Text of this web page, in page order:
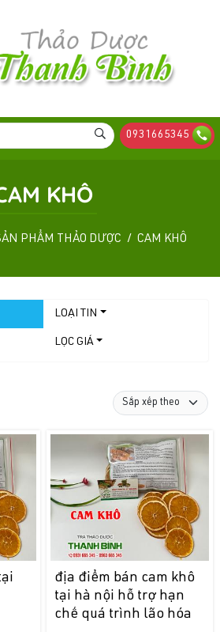
0931665345
KHÔ
PHẨM THẢO DƯỢC CAM KHÔ
LOẠI TIN
LỌC GIÁ
địa điểm bán cam khô
tại hà nội hỗ trợ hạn
chế quá trình lão hóa